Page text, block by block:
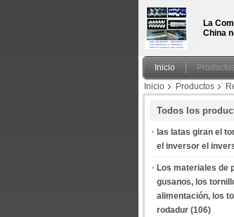
La
China
Inicio Productos
Inicio
Productos
Todos los
las latas giran el
el inversor el
Los materiales de
gusanos, los
alimentación, los
rodadur (106)